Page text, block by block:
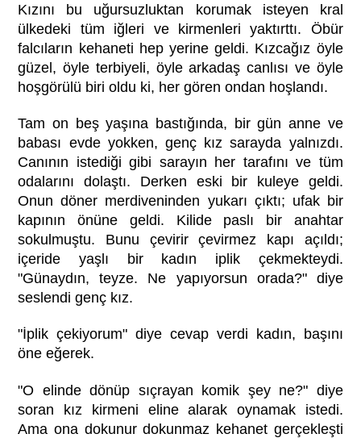
Kızını bu uğursuzluktan korumak isteyen kral
ülkedeki tüm iğleri ve kirmenleri yaktırttı. Öbür
falcıların kehaneti hep yerine geldi. Kızcağız öyle
güzel, öyle terbiyeli, öyle arkadaş canlısı ve öyle
hoşgörülü biri oldu ki, her gören ondan hoşlandı.
Tam on beş yaşına bastığında, bir gün anne ve
babası evde yokken, genç kız sarayda yalnızdı.
Canının istediği gibi sarayın her tarafını ve tüm
odalarını dolaştı. Derken eski bir kuleye geldi.
Onun döner merdiveninden yukarı çıktı; ufak bir
kapının önüne geldi. Kilide paslı bir anahtar
sokulmuştu. Bunu çevirir çevirmez kapı açıldı;
içeride yaşlı bir kadın iplik çekmekteydi.
"Günaydın, teyze. Ne yapıyorsun orada?" diye
seslendi genç kız.
"İplik çekiyorum" diye cevap verdi kadın, başını
öne eğerek.
"O elinde dönüp sıçrayan komik şey ne?" diye
soran kız kirmeni eline alarak oynamak istedi.
Ama ona dokunur dokunmaz kehanet gerçekleşti